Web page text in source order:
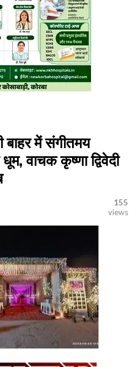
बाहर में संगीतमय
वाचक कृष्णा द्विवेदी
155
views